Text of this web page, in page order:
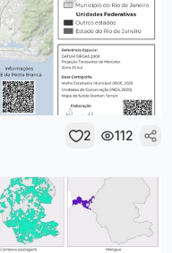
2 112